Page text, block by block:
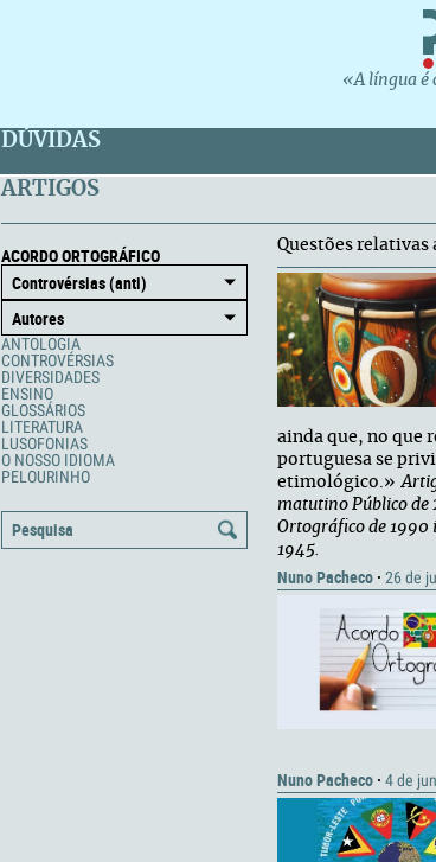
«A língua é
DÚVIDAS
ARTIGOS
ACORDO ORTOGRÁFICO
ANTOLOGIA
CONTROVÉRSIAS
DIVERSIDADES
ENSINO
GLOSSÁRIOS
LITERATURA
LUSOFONIAS
O NOSSO IDIOMA
PELOURINHO
Questões relativas
ainda que, no que
portuguesa se
etimológico.»
matutino Público de
Ortográfico de 1990
1945.
Nuno Pacheco · 26 de
Nuno Pacheco · 4 de